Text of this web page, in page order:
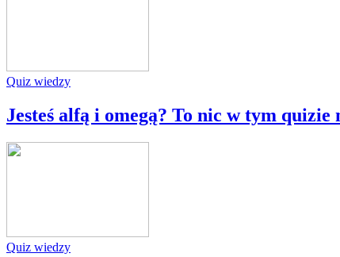
Quiz wiedzy
Jesteś alfą i omegą? To nic w tym quizie
Quiz wiedzy